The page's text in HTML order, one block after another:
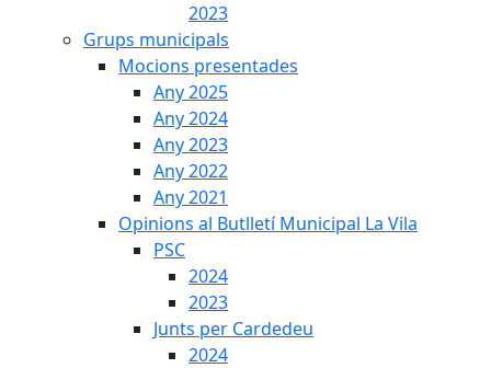
2023
Grups municipals
Mocions presentades
Any 2025
Any 2024
Any 2023
Any 2022
Any 2021
Opinions al Butlletí Municipal La Vila
PSC
2024
2023
Junts per Cardedeu
2024